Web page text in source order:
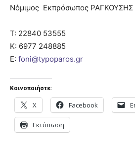
Νόμιμος Εκπρόσωπος ΡΑΓΚΟΥΣΗΣ
T: 22840 53555
Κ: 6977 248885
E: foni@typoparos.gr
Κοινοποιήστε:
X Facebook
Εκτύπωση